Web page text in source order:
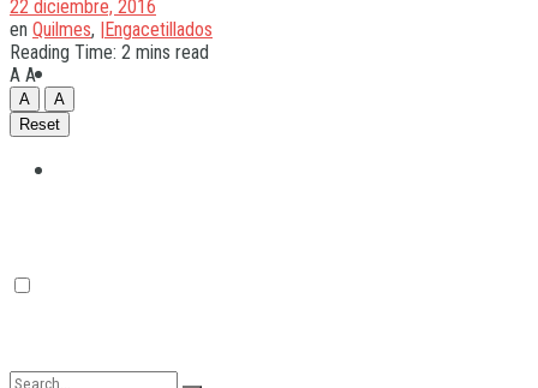
22 diciembre, 2016
en Quilmes, |Engacetillados
Reading Time: 2 mins read
A A
A
A
Reset